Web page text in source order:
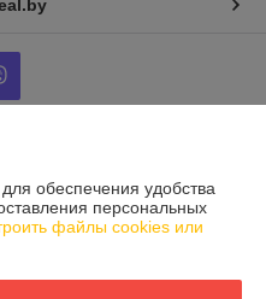
ул.Минская, 102, кор.24,
обеспечения удобства
персональных
файлы cookies или